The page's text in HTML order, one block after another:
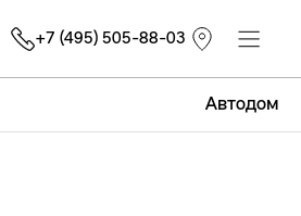
Автодом
+7 (495) 505-88-03